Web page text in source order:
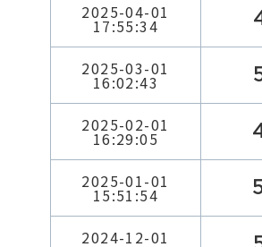
2025-04-01
17:55:34
2025-03-01
16:02:43
2025-02-01
16:29:05
2025-01-01
15:51:54
2024-12-01